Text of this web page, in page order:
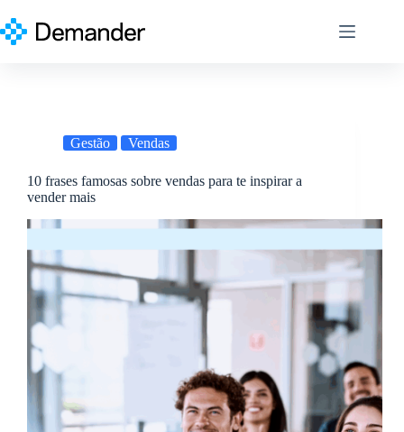
para
o
Gestão Vendas
10 frases famosas sobre vendas para te inspirar a
vender mais